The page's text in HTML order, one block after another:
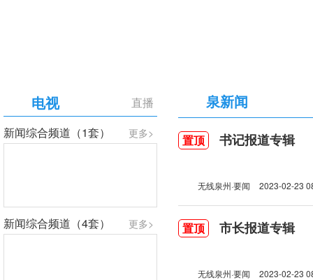
直播
电视
更多>
新闻综合频道（1套）
更多>
新闻综合频道（4套）
泉新闻
置顶 书记报道专辑
无线泉州·要闻 2023-02-23
置顶 市长报道专辑
无线泉州·要闻 2023-02-23